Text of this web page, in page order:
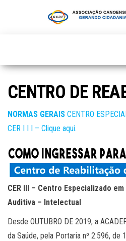
CENTRO DE
NORMAS GERAIS CENTRO
CER I I I – Clique aqui.
CER III – Centro Especializado
Auditiva – Intelectual
Desde OUTUBRO DE 2019, a
da Saúde, pela Portaria nº 2.596, de